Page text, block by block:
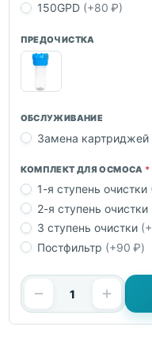
150GPD (+80 ₽)
ПРЕДОЧИСТКА
ОБСЛУЖИВАНИЕ
Замена картриджей
КОМПЛЕКТ ДЛЯ ОСМОСА
1-я ступень очистки
2-я ступень очистки
3 ступень очистки
Постфильтр (+90 ₽)